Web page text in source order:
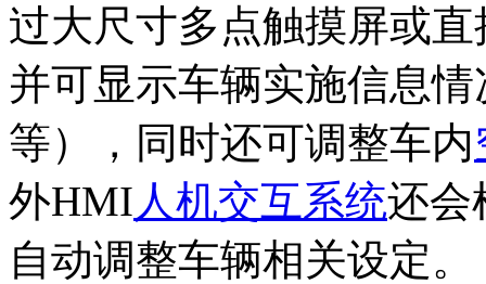
过大尺寸多点触摸屏或
并可显示车辆实施信息
等），同时还可调整车内
外HMI 人机交互系统还会
自动调整车辆相关设定。